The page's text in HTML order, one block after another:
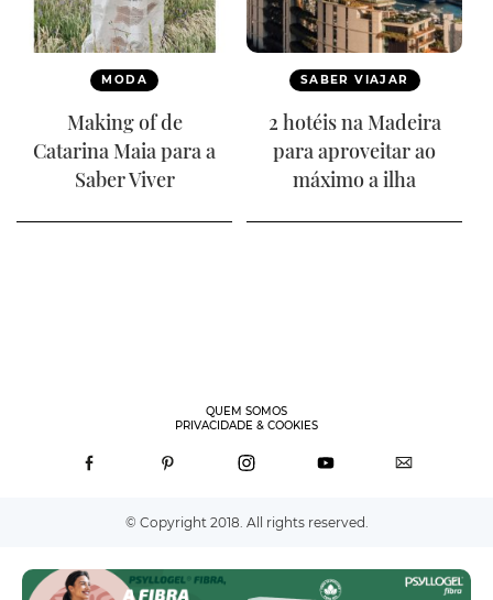
MODA
Making of de
Catarina Maia para a
Saber Viver
SABER VIAJAR
2 hotéis na Madeira
para aproveitar ao
máximo a ilha
QUEM SOMOS
PRIVACIDADE & COOKIES
© Copyright 2018. All rights reserved.